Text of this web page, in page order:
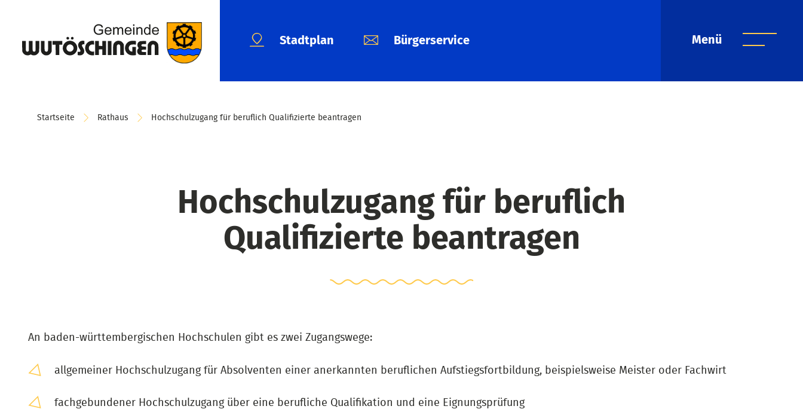
Stadtplan Bürgerservice Menü
Startseite Rathaus Hochschulzugang für beruflich Qualifizierte beantragen
Hochschulzugang für beruflich
Qualifizierte beantragen
An baden-württembergischen Hochschulen gibt es zwei Zugangswege:
allgemeiner Hochschulzugang für Absolventen einer anerkannten beruflichen Aufstiegsfortbildung, beispielsweise Meister oder Fachwirt
fachgebundener Hochschulzugang über eine berufliche Qualifikation und eine Eignungsprüfung